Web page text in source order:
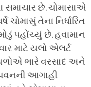
છે. ચોમાસાએ
તેના નિર્ધારિત
પહોંચ્યું છે. હવામાન
માટે યલો એલર્ટ
ભારે વરસાદ અને
આગાહી